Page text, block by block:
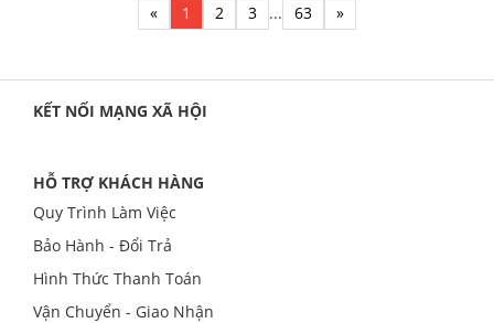
« 1 2 3 ... 63 »
KẾT NỐI MẠNG XÃ HỘI
HỖ TRỢ KHÁCH HÀNG
Quy Trình Làm Việc
Bảo Hành - Đổi Trả
Hình Thức Thanh Toán
Vận Chuyển - Giao Nhận